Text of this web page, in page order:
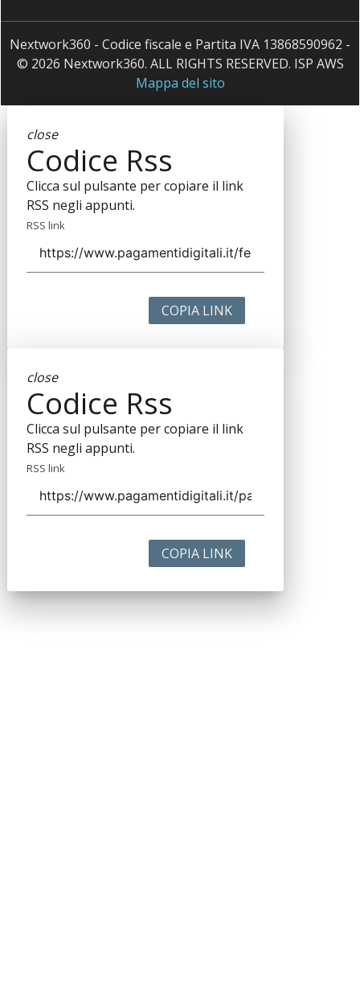
Nextwork360 - Codice fiscale e Partita IVA 13868590962 -
© 2026 Nextwork360. ALL RIGHTS RESERVED. ISP AWS
Mappa del sito
close
Codice Rss
Clicca sul pulsante per copiare il link
RSS negli appunti.
RSS link
COPIA LINK
close
Codice Rss
Clicca sul pulsante per copiare il link
RSS negli appunti.
RSS link
COPIA LINK